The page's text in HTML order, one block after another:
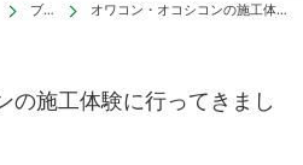
ブログ オワコン・オコシコンの施工体験に行ってきました。
の施工体験に行ってきまし